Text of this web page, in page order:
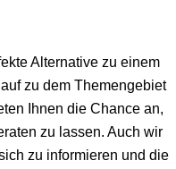
Alternative zu einem
zu dem Themengebiet
Ihnen die Chance an,
zu lassen. Auch wir
zu informieren und die